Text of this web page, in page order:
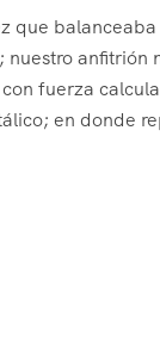
que
anfitrión
fuerza
en donde